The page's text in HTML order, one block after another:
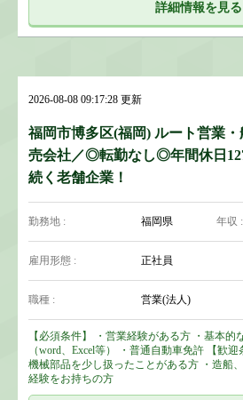
詳細情報を見る
2026-08-08 09:17:28 更新
福岡市博多区(福岡) ルート営業
売会社／◎転勤なし◎年間休日
続く老舗企業！
勤務地 : 福岡県 年収 :
雇用形態 : 正社員
職種 : 営業(法人)
【必須条件】 ・営業経験がある方 ・基本的
（word、Excel等） ・普通自動車免許 【歓
機械部品を少し扱ったことがある方 ・造船
経験をお持ちの方